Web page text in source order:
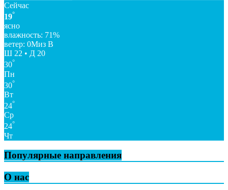
Сейчас
19°
ясно
влажность: 71%
ветер: 0Миз В
Ш 22 • Д 20
30°
Пн
30°
Вт
24°
Ср
24°
Чт
Популярные направления
О нас